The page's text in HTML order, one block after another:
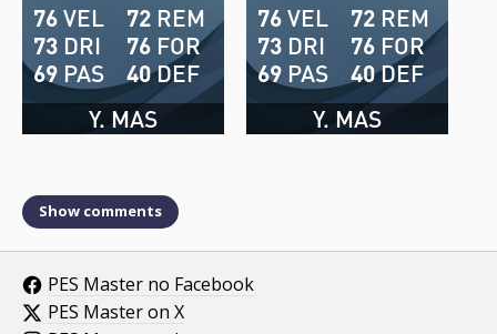
Y. MAS
76VEL
73 DRI
69 PAS
72 REM
76 FOR
40DEF
Y. MAS
76VEL
73 DRI
69 PAS
72 REM
76 FOR
40DEF
Show comments
PES Master no Facebook
PES Master on X